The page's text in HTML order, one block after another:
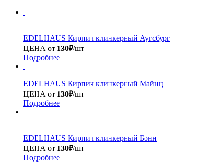
EDELHAUS Кирпич клинкерный Аугсбург
ЦЕНА от 130₽/шт
Подробнее
EDELHAUS Кирпич клинкерный Майнц
ЦЕНА от 130₽/шт
Подробнее
EDELHAUS Кирпич клинкерный Бонн
ЦЕНА от 130₽/шт
Подробнее